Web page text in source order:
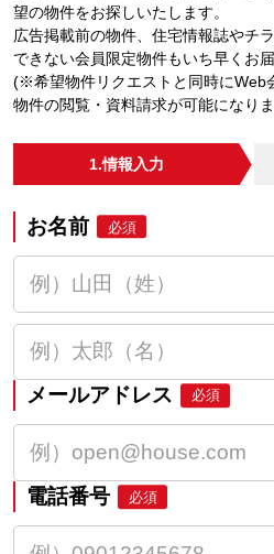
望の物件をお探しいたします。
広告掲載前の物件、住宅情報誌やチ
できない会員限定物件もいち早くお届
(※希望物件リクエストと同時にWeb
物件の閲覧・資料請求が可能になり
1.情報入力
お名前 必須
メールアドレス 必須
電話番号 必須